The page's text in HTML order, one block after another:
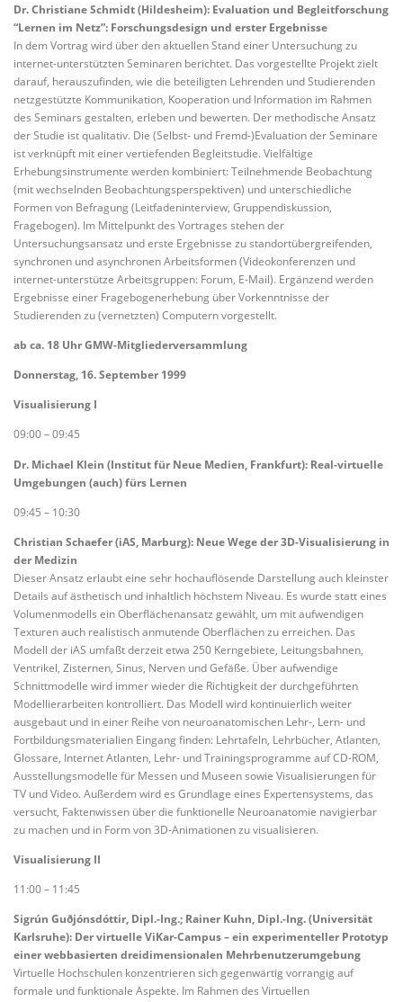
Dr. Christiane Schmidt (Hildesheim): Evaluation und Begleitforschung
“Lernen im Netz”: Forschungsdesign und erster Ergebnisse
In dem Vortrag wird über den aktuellen Stand einer Untersuchung zu
internet-unterstützten Seminaren berichtet. Das vorgestellte Projekt zielt
darauf, herauszufinden, wie die beteiligten Lehrenden und Studierenden
netzgestützte Kommunikation, Kooperation und Information im Rahmen
des Seminars gestalten, erleben und bewerten. Der methodische Ansatz
der Studie ist qualitativ. Die (Selbst- und Fremd-)Evaluation der Seminare
ist verknüpft mit einer vertiefenden Begleitstudie. Vielfältige
Erhebungsinstrumente werden kombiniert: Teilnehmende Beobachtung
(mit wechselnden Beobachtungsperspektiven) und unterschiedliche
Formen von Befragung (Leitfadeninterview, Gruppendiskussion,
Fragebogen). Im Mittelpunkt des Vortrages stehen der
Untersuchungsansatz und erste Ergebnisse zu standortübergreifenden,
synchronen und asynchronen Arbeitsformen (Videokonferenzen und
internet-unterstütze Arbeitsgruppen: Forum, E-Mail). Ergänzend werden
Ergebnisse einer Fragebogenerhebung über Vorkenntnisse der
Studierenden zu (vernetzten) Computern vorgestellt.
ab ca. 18 Uhr GMW-Mitgliederversammlung
Donnerstag, 16. September 1999
Visualisierung I
09:00 – 09:45
Dr. Michael Klein (Institut für Neue Medien, Frankfurt): Real-virtuelle
Umgebungen (auch) fürs Lernen
09:45 – 10:30
Christian Schaefer (iAS, Marburg): Neue Wege der 3D-Visualisierung in
der Medizin
Dieser Ansatz erlaubt eine sehr hochauflösende Darstellung auch kleinster
Details auf ästhetisch und inhaltlich höchstem Niveau. Es wurde statt eines
Volumenmodells ein Oberflächenansatz gewählt, um mit aufwendigen
Texturen auch realistisch anmutende Oberflächen zu erreichen. Das
Modell der iAS umfaßt derzeit etwa 250 Kerngebiete, Leitungsbahnen,
Ventrikel, Zisternen, Sinus, Nerven und Gefäße. Über aufwendige
Schnittmodelle wird immer wieder die Richtigkeit der durchgeführten
Modellierarbeiten kontrolliert. Das Modell wird kontinuierlich weiter
ausgebaut und in einer Reihe von neuroanatomischen Lehr-, Lern- und
Fortbildungsmaterialien Eingang finden: Lehrtafeln, Lehrbücher, Atlanten,
Glossare, Internet Atlanten, Lehr- und Trainingsprogramme auf CD-ROM,
Ausstellungsmodelle für Messen und Museen sowie Visualisierungen für
TV und Video. Außerdem wird es Grundlage eines Expertensystems, das
versucht, Faktenwissen über die funktionelle Neuroanatomie navigierbar
zu machen und in Form von 3D-Animationen zu visualisieren.
Visualisierung II
11:00 – 11:45
Sigrún Guðjónsdóttir, Dipl.-Ing.; Rainer Kuhn, Dipl.-Ing. (Universität
Karlsruhe): Der virtuelle ViKar-Campus – ein experimenteller Prototyp
einer webbasierten dreidimensionalen Mehrbenutzerumgebung
Virtuelle Hochschulen konzentrieren sich gegenwärtig vorrangig auf
formale und funktionale Aspekte. Im Rahmen des Virtuellen